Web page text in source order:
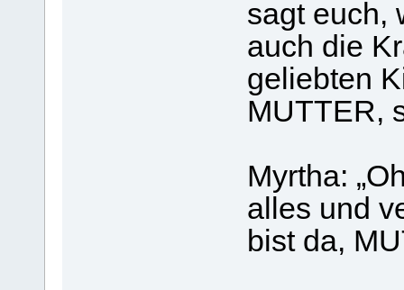
sagt euch,
auch die
geliebten
MUTTER,
Myrtha:
alles und
bist da,